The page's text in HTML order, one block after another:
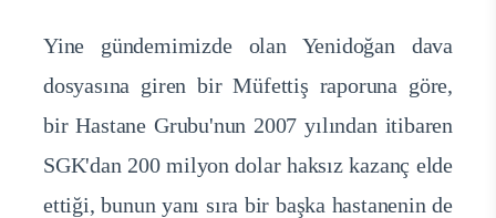
Yine gündemimizde olan Yenidoğan dava
dosyasına giren bir Müfettiş raporuna göre,
bir Hastane Grubu'nun 2007 yılından itibaren
SGK'dan 200 milyon dolar haksız kazanç elde
ettiği, bunun yanı sıra bir başka hastanenin de